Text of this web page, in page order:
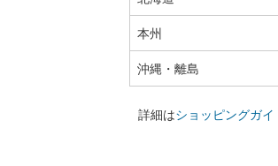
本州
沖縄・離島
詳細はショッピングガイ